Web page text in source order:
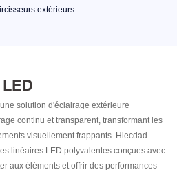
extérieurs
solution d'éclairage extérieure
continu et transparent, transformant les
visuellement frappants. Hiecdad
linéaires LED polyvalentes conçues avec
aux éléments et offrir des performances